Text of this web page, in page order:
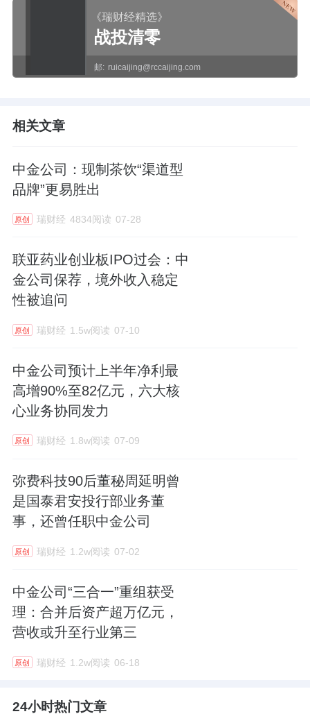
《瑞财经精选》
战投清零
邮: ruicaijing@rccaijing.com
相关文章
中金公司：现制茶饮“渠道型
品牌”更易胜出
原创 瑞财经 4834阅读 07-28
联亚药业创业板IPO过会：中
金公司保荐，境外收入稳定
性被追问
原创 瑞财经 1.5w阅读 07-10
中金公司预计上半年净利最
高增90%至82亿元，六大核
心业务协同发力
原创 瑞财经 1.8w阅读 07-09
弥费科技90后董秘周延明曾
是国泰君安投行部业务董
事，还曾任职中金公司
原创 瑞财经 1.2w阅读 07-02
中金公司“三合一”重组获受
理：合并后资产超万亿元，
营收或升至行业第三
原创 瑞财经 1.2w阅读 06-18
24小时热门文章